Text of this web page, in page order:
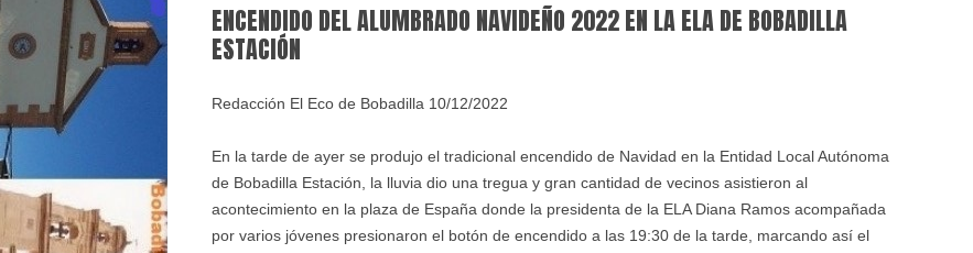
ENCENDIDO DEL ALUMBRADO NAVIDEÑO 2022 EN LA ELA DE BOBADILLA
ESTACIÓN
Redacción El Eco de Bobadilla 10/12/2022
En la tarde de ayer se produjo el tradicional encendido de Navidad en la Entidad Local Autónoma
de Bobadilla Estación, la lluvia dio una tregua y gran cantidad de vecinos asistieron al
acontecimiento en la plaza de España donde la presidenta de la ELA Diana Ramos acompañada
por varios jóvenes presionaron el botón de encendido a las 19:30 de la tarde, marcando así el